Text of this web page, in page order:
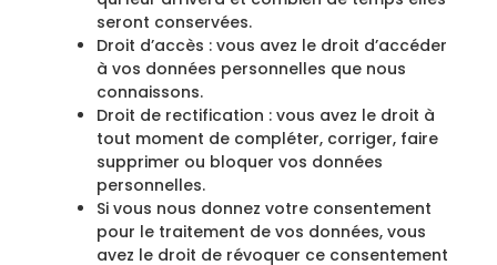
seront conservées.
Droit d’accès : vous avez le droit d’accéder
à vos données personnelles que nous
connaissons.
Droit de rectification : vous avez le droit à
tout moment de compléter, corriger, faire
supprimer ou bloquer vos données
personnelles.
Si vous nous donnez votre consentement
pour le traitement de vos données, vous
avez le droit de révoquer ce consentement